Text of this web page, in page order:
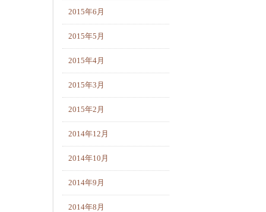
2015年6月
2015年5月
2015年4月
2015年3月
2015年2月
2014年12月
2014年10月
2014年9月
2014年8月